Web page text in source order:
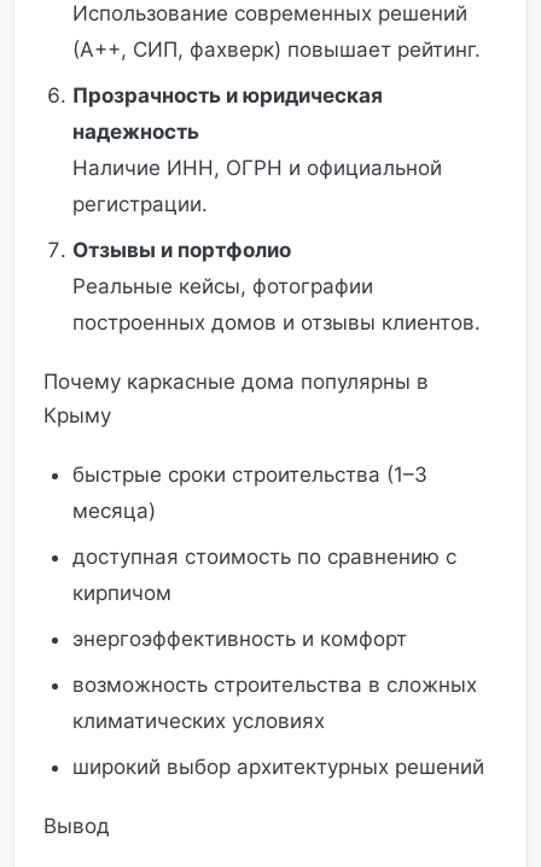
Использование современных решений
(А++, СИП, фахверк) повышает рейтинг.
Прозрачность и юридическая
надежность
Наличие ИНН, ОГРН и официальной
регистрации.
Отзывы и портфолио
Реальные кейсы, фотографии
построенных домов и отзывы клиентов.
Почему каркасные дома популярны в
Крыму
быстрые сроки строительства (1–3
месяца)
доступная стоимость по сравнению с
кирпичом
энергоэффективность и комфорт
возможность строительства в сложных
климатических условиях
широкий выбор архитектурных решений
Вывод